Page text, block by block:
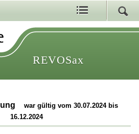
REVOSax
war gültig vom 30.07.2024 bis
16.12.2024